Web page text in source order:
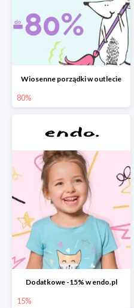
Wiosenne porządki w outlecie
80%
Dodatkowe -15% w endo.pl
15%